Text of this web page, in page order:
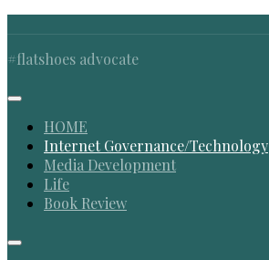
content
#flatshoes advocate
Expand
HOME
Current
Page
Parent
Internet Governance/Technology
Media Development
Life
Book Review
Expand